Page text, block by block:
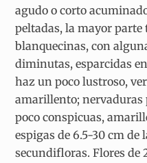
agudo o corto
peltadas, la mayor
blanquecinas, con
diminutas, esparcidas
haz un poco lustroso,
amarillento;
poco conspicuas,
espigas de 6.5-30 cm de
secundifloras. Flores de